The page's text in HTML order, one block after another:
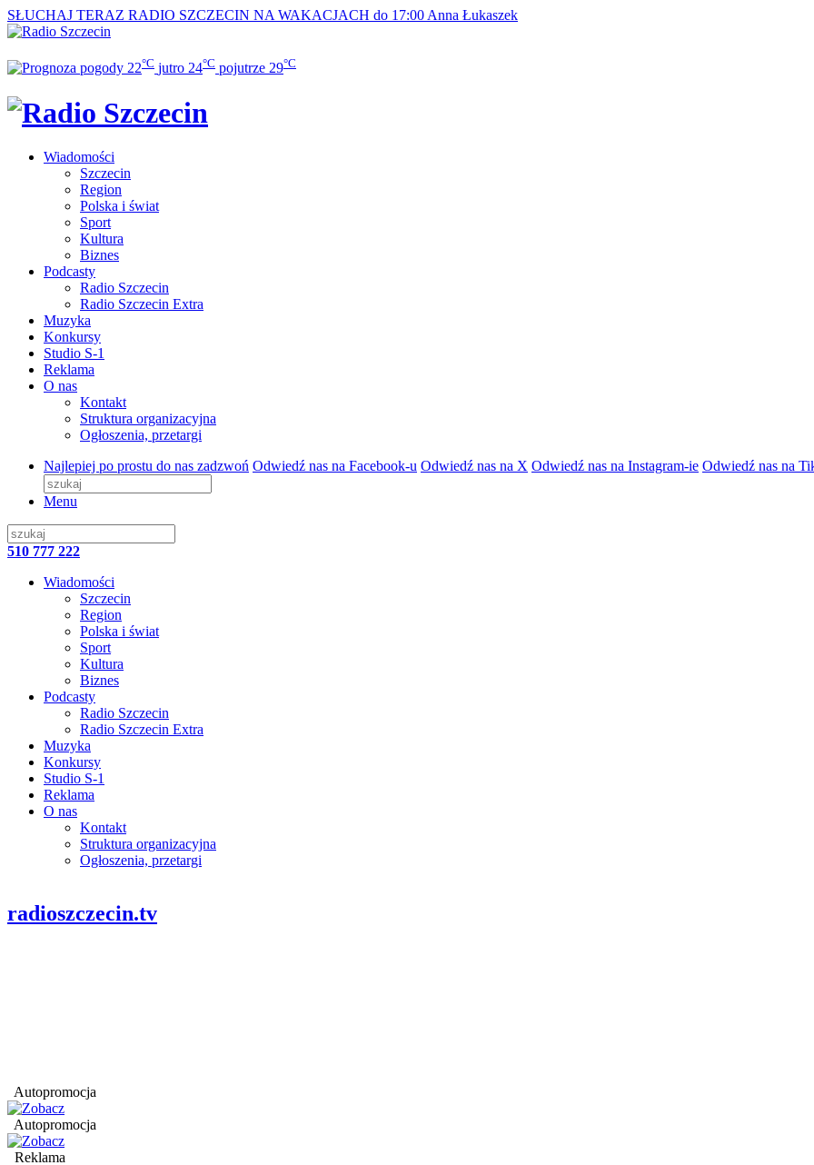
SŁUCHAJ TERAZ RADIO SZCZECIN NA WAKACJACH do 17:00 Anna Łukaszek
22°C jutro 24°C pojutrze 29°C
Wiadomości
Szczecin
Region
Polska i świat
Sport
Kultura
Biznes
Podcasty
Radio Szczecin
Radio Szczecin Extra
Muzyka
Konkursy
Studio S-1
Reklama
O nas
Kontakt
Struktura organizacyjna
Ogłoszenia, przetargi
Najlepiej po prostu do nas zadzwoń Odwiedź nas na Facebook-u Odwiedź nas na X Odwiedź nas na Instagram-ie Odwiedź nas na
Menu
510 777 222
Wiadomości
Szczecin
Region
Polska i świat
Sport
Kultura
Biznes
Podcasty
Radio Szczecin
Radio Szczecin Extra
Muzyka
Konkursy
Studio S-1
Reklama
O nas
Kontakt
Struktura organizacyjna
Ogłoszenia, przetargi
radioszczecin.tv
Autopromocja
Autopromocja
Reklama